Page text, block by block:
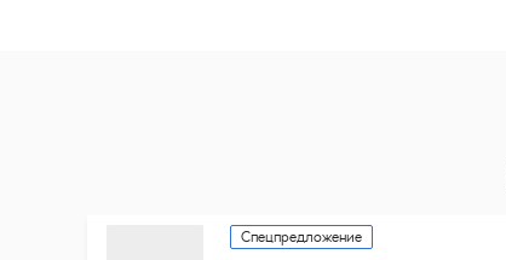
Спецпредложение